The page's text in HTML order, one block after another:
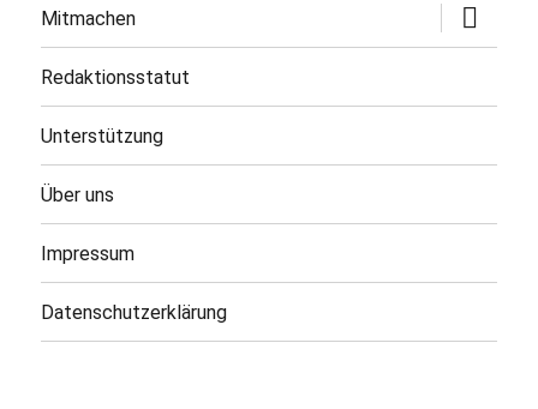
Mitmachen
öffnen
Redaktionsstatut
Unterstützung
Über uns
Impressum
Datenschutzerklärung